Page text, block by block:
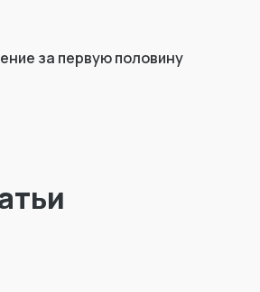
за первую половину